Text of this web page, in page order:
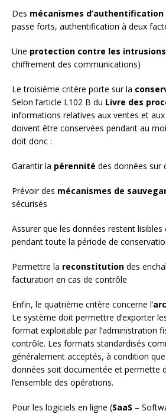
Des mécanismes d’authentification
passe forts, authentification à deux
Une protection contre les intrusions
chiffrement des communications)
Le troisième critère porte sur la
Selon l’article L102 B du Livre des
informations relatives aux ventes et
doivent être conservées pendant au
doit donc :
Garantir la pérennité des données sur
Prévoir des mécanismes de
sécurisés
Assurer que les données restent lisibles
pendant toute la période de
Permettre la reconstitution des
facturation en cas de contrôle
Enfin, le quatrième critère concerne l’
Le système doit permettre d’exporter
format exploitable par l’administration
contrôle. Les formats standardisés
généralement acceptés, à condition
données soit documentée et permette
l’ensemble des opérations.
Pour les logiciels en ligne (SaaS –